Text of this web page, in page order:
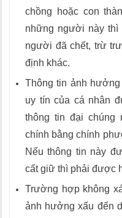
chồng hoặc con
những người này thì
người đã chết, trừ
định khác.
Thông tin ảnh
uy tín của cá nhân
thông tin đại
chính bằng chính
Nếu thông tin này
cất giữ thì phải được
Trường hợp không
ảnh hưởng xấu đến